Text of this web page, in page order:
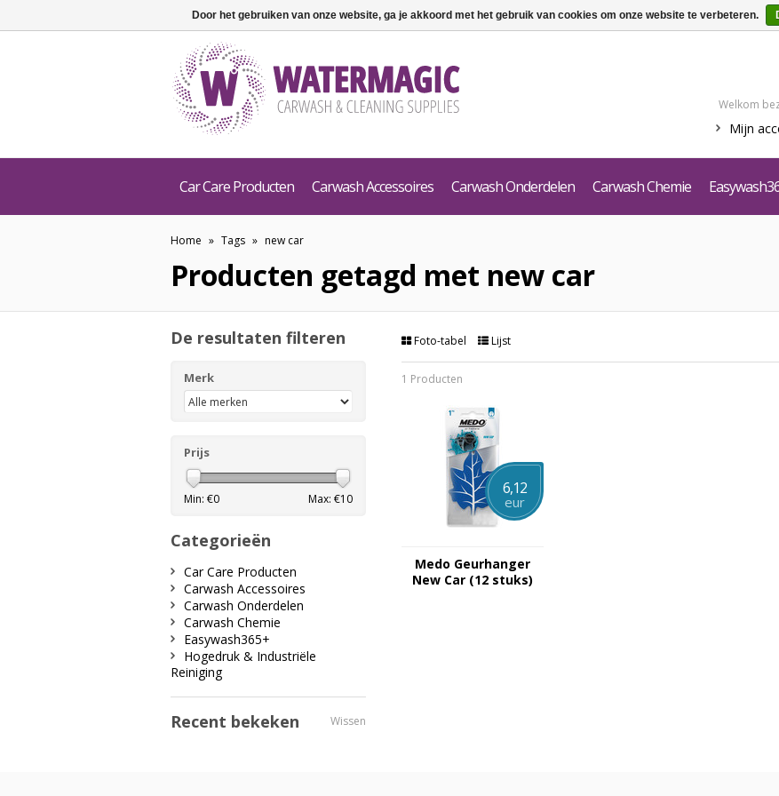
Welkom
Mijn
Car Care Producten Carwash Accessoires Carwash Onderdelen Carwash Chemie
Home » Tags » new car
Producten getagd met new car
Foto-tabel Lijst
1 Producten
6,12
eur
Medo Geurhanger
New Car (12 stuks)
De resultaten filteren
Merk
Prijs
Min: €0 Max: €10
Categorieën
Car Care Producten
Carwash Accessoires
Carwash Onderdelen
Carwash Chemie
Easywash365+
Hogedruk & Industriële
Reiniging
Recent bekeken Wissen
Door het gebruiken van onze website, ga je akkoord met het gebruik van cookies om onze website te verbeteren.